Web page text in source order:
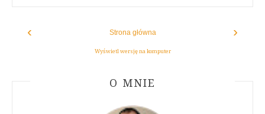
‹ ›
Strona główna
Wyświetl wersję na komputer
ABOUT AUTHOR
O MNIE